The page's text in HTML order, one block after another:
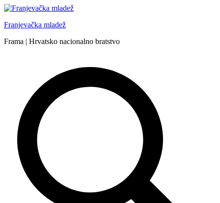
Skip
content
Franjevačka mladež
Frama | Hrvatsko nacionalno bratstvo